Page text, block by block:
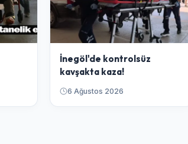
İnegöl'de kontrolsüz
kavşakta kaza!
6 Ağustos 2026